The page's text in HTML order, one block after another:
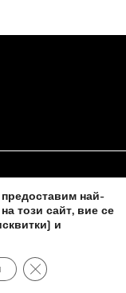
БИСКВИТКИ
предоставим най-
този сайт, вие се
и
Close GDPR